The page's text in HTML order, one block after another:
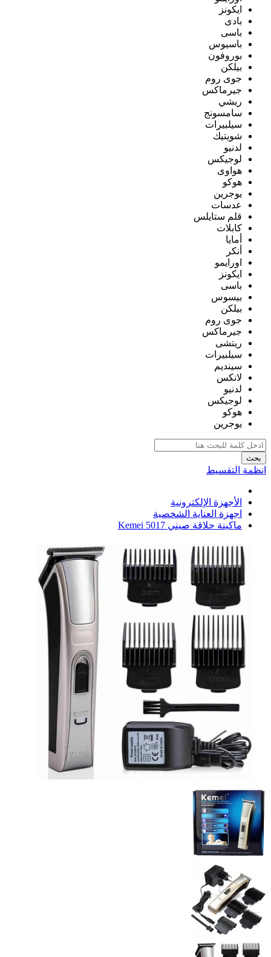
ايكونز
بادى
باسى
باسيوس
بوروفون
بيلكن
جوى روم
جيرماكس
ريشي
سامسونج
سيلبيرات
شويتيك
لدنيو
لوجيكس
هواوى
هوكو
يوجرين
عدسات
قلم ستايلس
كابلات
أمايا
أنكر
اورايمو
ايكونز
باسى
بيسوس
بيلكن
جوى روم
جيرماكس
ريتشى
سيلبيرات
سينديم
لانكس
لدنيو
لوجيكس
هوكو
يوجرين
بحث
انظمة التقسيط
الأجهزة الإلكترونية
اجهزة العناية الشخصية
ماكينة حلاقة صيني Kemei 5017